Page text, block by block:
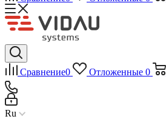
Сравнение0 Отложенные 0
Ru